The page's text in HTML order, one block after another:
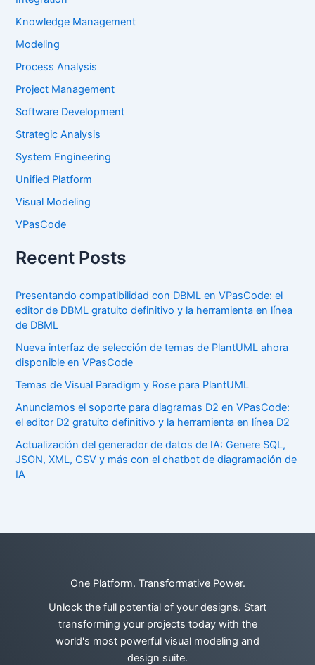
Knowledge Management
Modeling
Process Analysis
Project Management
Software Development
Strategic Analysis
System Engineering
Unified Platform
Visual Modeling
VPasCode
Recent Posts
Presentando compatibilidad con DBML en VPasCode: el
editor de DBML gratuito definitivo y la herramienta en línea
de DBML
Nueva interfaz de selección de temas de PlantUML ahora
disponible en VPasCode
Temas de Visual Paradigm y Rose para PlantUML
Anunciamos el soporte para diagramas D2 en VPasCode:
el editor D2 gratuito definitivo y la herramienta en línea D2
Actualización del generador de datos de IA: Genere SQL,
JSON, XML, CSV y más con el chatbot de diagramación de
IA
One Platform. Transformative Power.
Unlock the full potential of your designs. Start
transforming your projects today with the
world's most powerful visual modeling and
design suite.